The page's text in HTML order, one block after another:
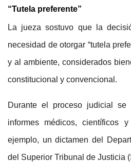
“Tutela preferente”
La jueza sostuvo que la
necesidad de otorgar “tutela
y al ambiente, considerados
constitucional y convencional.
Durante el proceso judicial se
informes médicos, científicos
ejemplo, un dictamen del
del Superior Tribunal de Justicia